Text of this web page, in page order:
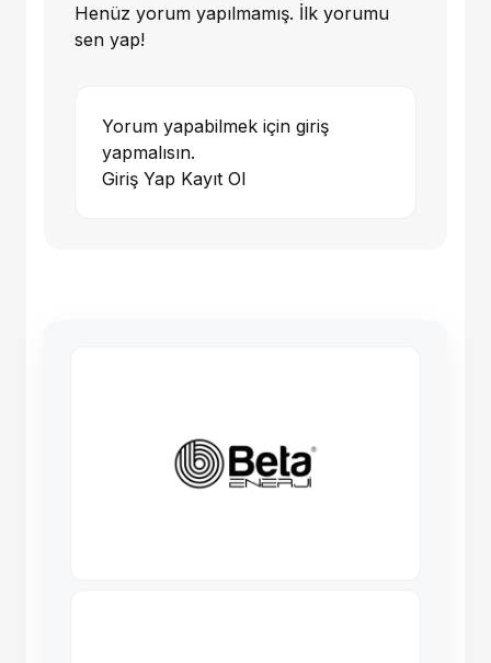
Henüz yorum yapılmamış. İlk yorumu
sen yap!
Yorum yapabilmek için giriş
yapmalısın.
Giriş Yap Kayıt Ol